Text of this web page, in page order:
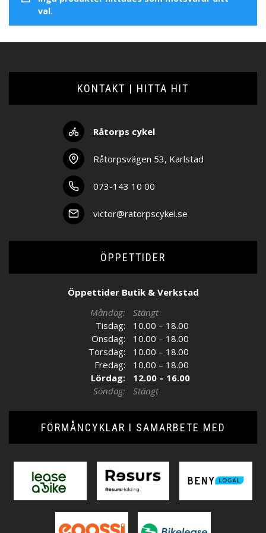
val.
KONTAKT | HITTA HIT
Råtorps cykel
Råtorpsvägen 53, Karlstad
073-143 10 00
victor@ratorpscykel.se
ÖPPETTIDER
Öppettider Butik & Verkstad
Måndag:
Stängt
Tisdag:
10.00 – 18.00
Onsdag:
10.00 – 18.00
Torsdag:
10.00 – 18.00
Fredag:
10.00 – 18.00
Lördag:
12.00 – 16.00
Söndag:
Stängt
FÖRMÅNCYKLAR I SAMARBETE MED